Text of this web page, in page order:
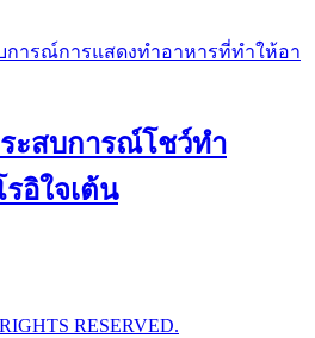
ะสบการณ์โชว์ทำ
อิใจเต้น
RESERVED.